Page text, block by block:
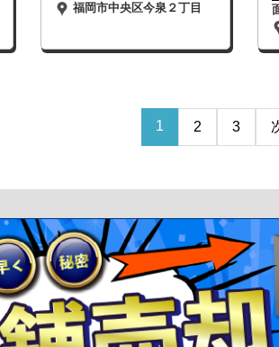
福岡市中央区今泉２丁目
1 2 3